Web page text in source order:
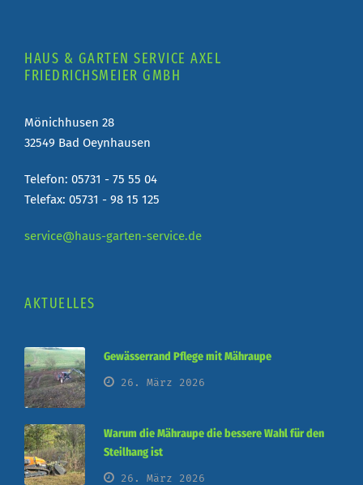
HAUS & GARTEN SERVICE AXEL
FRIEDRICHSMEIER GMBH
Mönichhusen 28
32549 Bad Oeynhausen
Telefon: 05731 - 75 55 04
Telefax: 05731 - 98 15 125
service@haus-garten-service.de
AKTUELLES
Gewässerrand Pflege mit Mähraupe
26. März 2026
Warum die Mähraupe die bessere Wahl für den
Steilhang ist
26. März 2026